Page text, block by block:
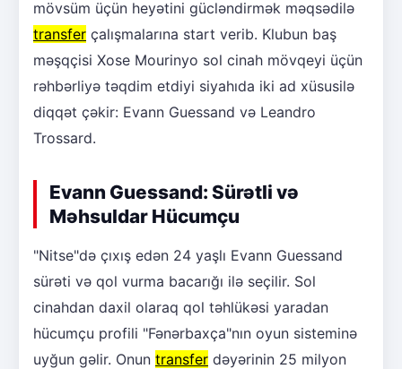
mövsüm üçün heyətini gücləndirmək məqsədilə
transfer çalışmalarına start verib. Klubun baş
məşqçisi Xose Mourinyo sol cinah mövqeyi üçün
rəhbərliyə təqdim etdiyi siyahıda iki ad xüsusilə
diqqət çəkir: Evann Guessand və Leandro
Trossard.
Evann Guessand: Sürətli və
Məhsuldar Hücumçu
"Nitse"də çıxış edən 24 yaşlı Evann Guessand
sürəti və qol vurma bacarığı ilə seçilir. Sol
cinahdan daxil olaraq qol təhlükəsi yaradan
hücumçu profili "Fənərbaxça"nın oyun sisteminə
uyğun gəlir. Onun transfer dəyərinin 25 milyon